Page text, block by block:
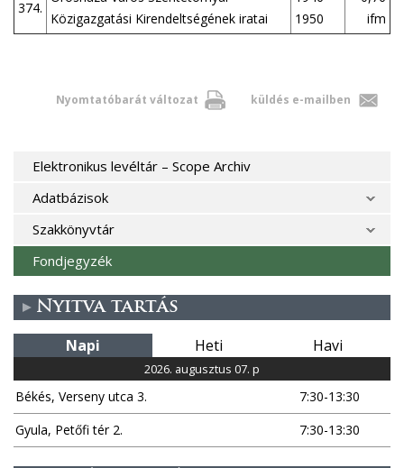
374.
Közigazgatási Kirendeltségének iratai
1950
ifm
Nyomtatóbarát változat küldés e-mailben
Elektronikus levéltár – Scope Archiv
Adatbázisok
Szakkönyvtár
Fondjegyzék
Nyitva tartás
Napi Heti Havi
2026. augusztus 07. p
Békés, Verseny utca 3.
7:30-13:30
Gyula, Petőfi tér 2.
7:30-13:30